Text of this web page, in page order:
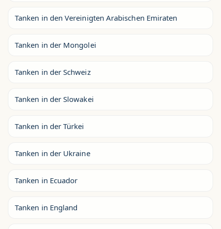
Tanken in den Vereinigten Arabischen Emiraten
Tanken in der Mongolei
Tanken in der Schweiz
Tanken in der Slowakei
Tanken in der Türkei
Tanken in der Ukraine
Tanken in Ecuador
Tanken in England